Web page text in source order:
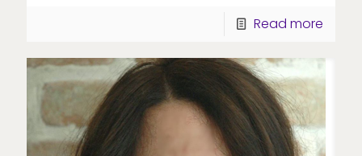
Read more